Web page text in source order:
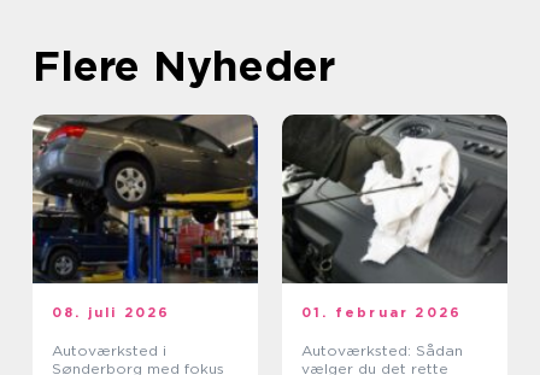
Flere Nyheder
08. juli 2026
Autoværksted i
Sønderborg med fokus
01. februar 2026
Autoværksted: Sådan
vælger du det rette